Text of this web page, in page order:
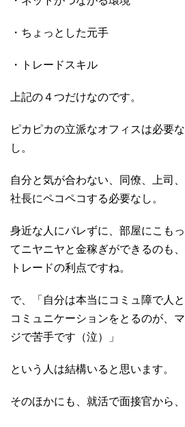
・ちょっとした元手
・トレードスキル
上記の４つだけなのです。
ピカピカの立派なオフィスは必要な
し。
自分と気が合わない、同僚、上司、
社長にペコペコする必要なし。
身近な人にバレずに、部屋にこもっ
てニヤニヤと金稼ぎができるのも、
トレードの利点ですね。
で、「自分は本当にコミュ障で人と
コミュニケーションをとるのが、マ
ジで苦手です（泣）」
という人は結構いると思います。
そのほかにも、就活で面接官から、